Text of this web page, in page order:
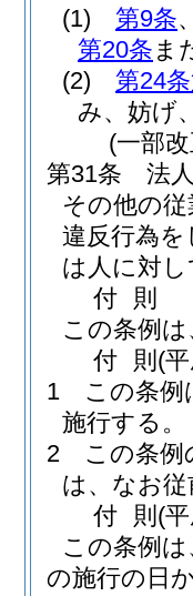
(1)
第9条
第20条 ま
(2)
第24
み、妨げ
(一部
第31条
法
その他の
違反行為
は人に対
付 則
この条例
付 則 (
1
この条例
施行する。
2
この条
は、なお
付 則 (
この条例
の施行の日